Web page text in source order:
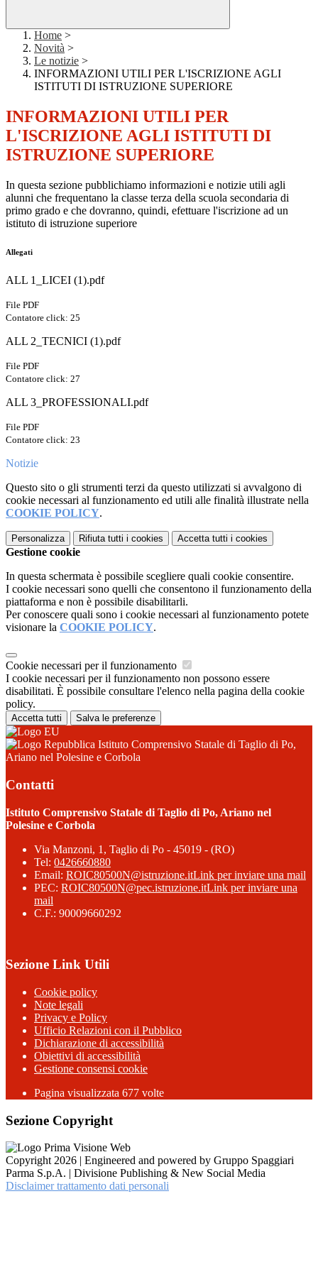
Home >
Novità >
Le notizie >
INFORMAZIONI UTILI PER L'ISCRIZIONE AGLI
ISTITUTI DI ISTRUZIONE SUPERIORE
INFORMAZIONI UTILI PER
L'ISCRIZIONE AGLI ISTITUTI DI
ISTRUZIONE SUPERIORE
In questa sezione pubblichiamo informazioni e notizie utili agli
alunni che frequentano la classe terza della scuola secondaria di
primo grado e che dovranno, quindi, efettuare l'iscrizione ad un
istituto di istruzione superiore
Allegati
ALL 1_LICEI (1).pdf
File PDF
Contatore click: 25
ALL 2_TECNICI (1).pdf
File PDF
Contatore click: 27
ALL 3_PROFESSIONALI.pdf
File PDF
Contatore click: 23
Notizie
Questo sito o gli strumenti terzi da questo utilizzati si avvalgono di
cookie necessari al funzionamento ed utili alle finalità illustrate nella
COOKIE POLICY.
Personalizza Rifiuta tutti i cookies Accetta tutti i cookies
Gestione cookie
In questa schermata è possibile scegliere quali cookie consentire.
I cookie necessari sono quelli che consentono il funzionamento della
piattaforma e non è possibile disabilitarli.
Per conoscere quali sono i cookie necessari al funzionamento potete
visionare la COOKIE POLICY.
Cookie necessari per il funzionamento
I cookie necessari per il funzionamento non possono essere
disabilitati. È possibile consultare l'elenco nella pagina della cookie
policy.
Accetta tutti Salva le preferenze
Istituto Comprensivo Statale di Taglio di Po,
Ariano nel Polesine e Corbola
Contatti
Istituto Comprensivo Statale di Taglio di Po, Ariano nel
Polesine e Corbola
Via Manzoni, 1, Taglio di Po - 45019 - (RO)
Tel: 0426660880
Email: ROIC80500N@istruzione.itLink per inviare una mail
PEC: ROIC80500N@pec.istruzione.itLink per inviare una
mail
C.F.: 90009660292
Sezione Link Utili
Cookie policy
Note legali
Privacy e Policy
Ufficio Relazioni con il Pubblico
Dichiarazione di accessibilità
Obiettivi di accessibilità
Gestione consensi cookie
Pagina visualizzata 677 volte
Sezione Copyright
Copyright 2026 | Engineered and powered by Gruppo Spaggiari
Parma S.p.A. | Divisione Publishing & New Social Media
Disclaimer trattamento dati personali